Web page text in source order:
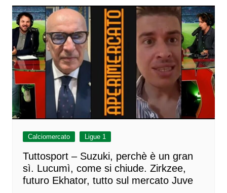
Calciomercato Ligue 1
Tuttosport – Suzuki, perchè è un gran
sì. Lucumì, come si chiude. Zirkzee,
futuro Ekhator, tutto sul mercato Juve